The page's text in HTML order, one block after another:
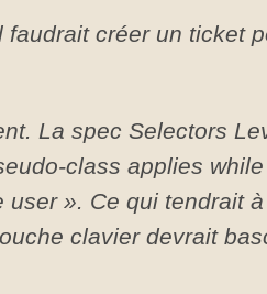
faudrait créer un ticket
La spec Selectors
class applies
user ». Ce qui tendrait
clavier devrait